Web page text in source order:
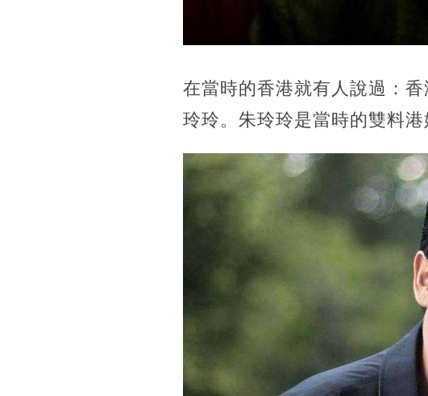
在當時的香港就有人說過：
玲玲。朱玲玲是當時的雙料